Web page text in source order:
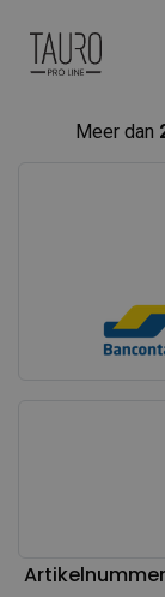
Meer dan
Artikelnummer